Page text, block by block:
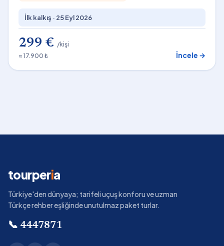
İlk kalkış · 25 Eyl 2026
299 € /kişi
≈ 17.900 ₺
İncele →
tourperia
Türkiye'den dünyaya; tarifeli uçuş konforu ve uzman
Türkçe rehber eşliğinde unutulmaz paket turlar.
📞 4447871